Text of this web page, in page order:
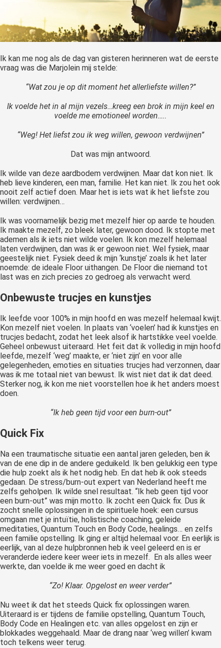
Ik kan me nog als de dag van gisteren herinneren wat de eerste
vraag was die Marjolein mij stelde:
“Wat zou je op dit moment het allerliefste willen?”
Ik voelde het in al mijn vezels…kreeg een brok in mijn keel en
voelde me emotioneel worden…..
“Weg! Het liefst zou ik weg willen, gewoon verdwijnen”
Dat was mijn antwoord.
Ik wilde van deze aardbodem verdwijnen. Maar dat kon niet. Ik
heb lieve kinderen, een man, familie. Het kan niet. Ik zou het ook
nooit zelf actief doen. Maar het is iets wat ik het liefste zou
willen: verdwijnen…
Ik was voornamelijk bezig met mezelf hier op aarde te houden.
Ik maakte mezelf, zo bleek later, gewoon dood. Ik stopte met
ademen als ik iets niet wilde voelen. Ik kon mezelf helemaal
laten verdwijnen, dan was ik er gewoon niet. Wel fysiek, maar
geestelijk niet. Fysiek deed ik mijn ‘kunstje’ zoals ik het later
noemde: de ideale Floor uithangen. De Floor die niemand tot
last was en zich precies zo gedroeg als verwacht werd.
Onbewuste trucjes en kunstjes
Ik leefde voor 100% in mijn hoofd en was mezelf helemaal kwijt.
Kon mezelf niet voelen. In plaats van ‘voelen’ had ik kunstjes en
trucjes bedacht, zodat het leek alsof ik hartstikke veel voelde.
Geheel onbewust uiteraard. Het feit dat ik volledig in mijn hoofd
leefde, mezelf ‘weg’ maakte, er ‘niet zijn’ en voor alle
gelegenheden, emoties en situaties trucjes had verzonnen, daar
was ik me totaal niet van bewust. Ik wist niet dat ik dat deed.
Sterker nog, ik kon me niet voorstellen hoe ik het anders moest
doen.
“Ik heb geen tijd voor een burn-out”
Quick Fix
Na een traumatische situatie een aantal jaren geleden, ben ik
van de ene dip in de andere geduikeld. Ik ben gelukkig een type
die hulp zoekt als ik het nodig heb. En dat heb ik ook steeds
gedaan. De stress/burn-out expert van Nederland heeft me
zelfs geholpen. Ik wilde snel resultaat. “Ik heb geen tijd voor
een burn-out” was mijn motto. Ik zocht een Quick fix. Dus ik
zocht snelle oplossingen in de spirituele hoek: een cursus
omgaan met je intuïtie, holistische coaching, geleide
meditaties, Quantum Touch en Body Code, healings… en zelfs
een familie opstelling. Ik ging er altijd helemaal voor. En eerlijk is
eerlijk, van al deze hulpbronnen heb ik veel geleerd en is er
veranderde iedere keer weer iets in mezelf. En als alles weer
werkte, dan voelde ik me weer goed en dacht ik
“Zo! Klaar. Opgelost en weer verder”
Nu weet ik dat het steeds Quick fix oplossingen waren.
Uiteraard is er tijdens de familie opstelling, Quantum Touch,
Body Code en Healingen etc. van alles opgelost en zijn er
blokkades weggehaald. Maar de drang naar ‘weg willen’ kwam
toch telkens weer terug.